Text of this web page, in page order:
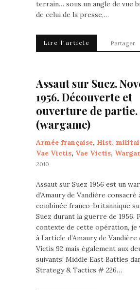
terrain… sous un angle de vue
de celui de la presse,…
Lire l'article Partager
Assaut sur Suez.
1956. Découverte et
ouverture de partie.
(wargame)
Armée française, Hist.
Vae Victis, Vae Victis,
2010
Assaut sur Suez 1956 est un
d’Amaury de Vandière consacré
combinée franco-britannique
Suez durant la guerre de 1956.
contexte de cette opération, je
à l’article d’Amaury de Vandière
Victis 92 mais également aux
suivants: Middle East Battles
Strategy & Tactics # 226…